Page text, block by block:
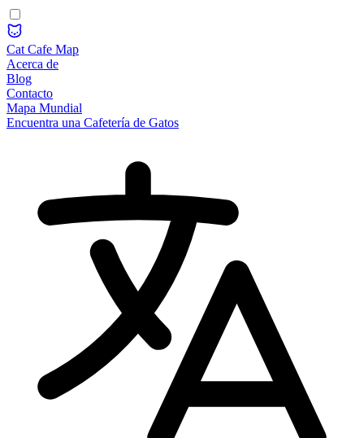
Cat Cafe Map
Acerca de
Blog
Contacto
Mapa Mundial
Encuentra una Cafetería de Gatos